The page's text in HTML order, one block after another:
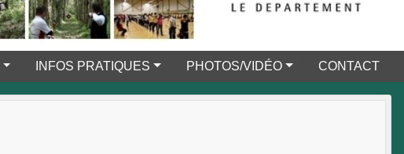
INFOS PRATIQUES PHOTOS/VIDÉO CONTACT